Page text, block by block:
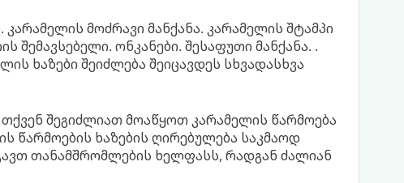
მოძრავი მანქანა. კარამელის შტამპი
შემავსებელი. ონკანები. შესაფუთი მანქანა. .
ხაზები შეიძლება შეიცავდეს სხვადასხვა
შეგიძლიათ მოაწყოთ კარამელის წარმოება
წარმოების ხაზების ღირებულება საკმაოდ
თანამშრომლების ხელფასს, რადგან ძალიან